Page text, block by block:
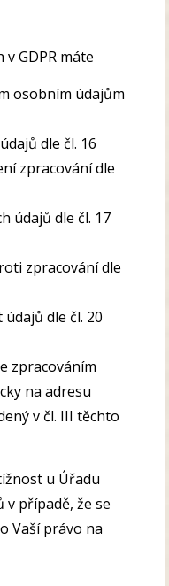
GDPR máte
osobním údajům
dle čl. 16
zpracování dle
údajů dle čl. 17
zpracování dle
dle čl. 20
zpracováním
na adresu
v čl. III těchto
u Úřadu
případě, že se
Vaší právo na